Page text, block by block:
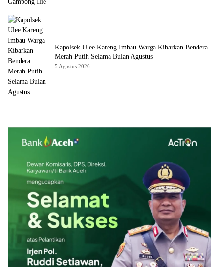
Kapolsek Ulee Kareng Imbau Warga Kibarkan Bendera
Merah Putih Selama Bulan Agustus
5 Agustus 2026